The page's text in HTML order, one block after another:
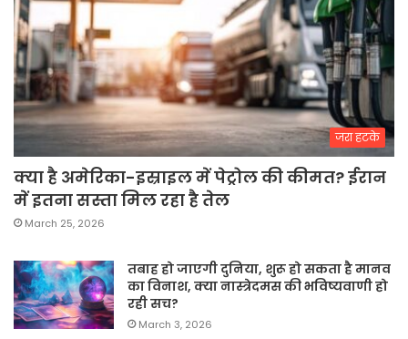
जरा हटके
क्या है अमेरिका-इस्राइल में पेट्रोल की कीमत? ईरान
में इतना सस्ता मिल रहा है तेल
March 25, 2026
तबाह हो जाएगी दुनिया, शुरू हो सकता है मानव
का विनाश, क्या नास्त्रेदमस की भविष्यवाणी हो
रही सच?
March 3, 2026